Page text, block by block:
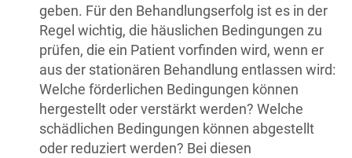
geben. Für den Behandlungserfolg ist es in der
Regel wichtig, die häuslichen Bedingungen zu
prüfen, die ein Patient vorfinden wird, wenn er
aus der stationären Behandlung entlassen wird:
Welche förderlichen Bedingungen können
hergestellt oder verstärkt werden? Welche
schädlichen Bedingungen können abgestellt
oder reduziert werden? Bei diesen